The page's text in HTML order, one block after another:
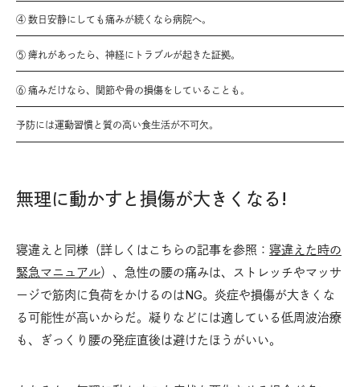
④ 数日安静にしても痛みが続くなら病院へ。
⑤ 痺れがあったら、神経にトラブルが起きた証拠。
⑥ 痛みだけなら、関節や骨の損傷をしていることも。
予防には運動習慣と質の高い食生活が不可欠。
無理に動かすと損傷が大きくなる!
寝違えと同様（詳しくはこちらの記事を参照： 寝違えた時の
緊急マニュアル）、急性の腰の痛みは、ストレッチやマッサ
ージで筋肉に負荷をかけるのはNG。炎症や損傷が大きくな
る可能性が高いからだ。凝りなどには適している低周波治療
も、ぎっくり腰の発症直後は避けたほうがいい。